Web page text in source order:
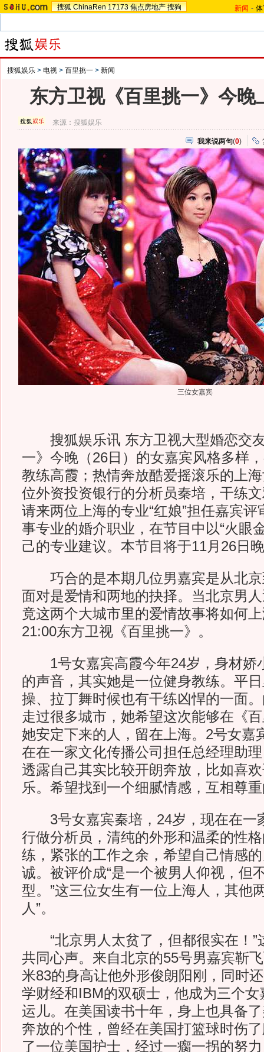
搜狐 ChinaRen 17173 焦点房地产 搜狗 新闻 -
搜狐娱乐 > 电视 > 百里挑一 > 新闻
东方卫视《百里挑一》今晚
来源：搜狐娱乐
我来说两句(0)
三位女嘉宾
搜狐娱乐讯 东方卫视大型婚恋交
一》今晚（26日）的女嘉宾风格多样
教练高霞；热情奔放酷爱摇滚乐的上
位外资投资银行的分析员秦培，干练
请来两位上海的专业“红娘”担任嘉宾
事专业的婚介职业，在节目中以“火眼
己的专业建议。本节目将于11月26日
巧合的是本期几位男嘉宾是从北京
面对是爱情和两地的抉择。当北京男
竟这两个大城市里的爱情故事将如何
21:00东方卫视《百里挑一》。
1号女嘉宾高霞今年24岁，身材娇
的声音，其实她是一位健身教练。平
操、拉丁舞时候也有干练凶悍的一面
走过很多城市，她希望这次能够在《
她安定下来的人，留在上海。2号女嘉
在在一家文化传播公司担任总经理助
透露自己其实比较开朗奔放，比如喜
乐。希望找到一个细腻情感，互相尊
3号女嘉宾秦培，24岁，现在在一
行做分析员，清纯的外形和温柔的性
练，紧张的工作之余，希望自己情感
诚。被评价成“是一个被男人仰视，但
型。”这三位女生有一位上海人，其他
人”。
“北京男人太贫了，但都很实在！”
共同心声。来自北京的55号男嘉宾靳
米83的身高让他外形俊朗阳刚，同时
学财经和IBM的双硕士，他成为三个
运儿。在美国读书十年，身上也具备
奔放的个性，曾经在美国打篮球时伤
了一位美国护士，经过一瘸一拐的努